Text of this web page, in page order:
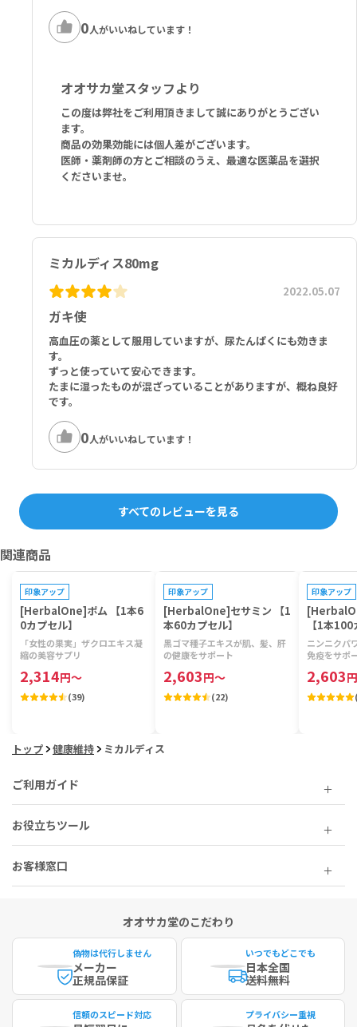
0人がいいねしています！
オオサカ堂スタッフより
この度は弊社をご利用頂きまして誠にありがとうござい
ます。
商品の効果効能には個人差がございます。
医師・薬剤師の方とご相談のうえ、最適な医薬品を選択
くださいませ。
ミカルディス80mg
ガキ使
2022.05.07
高血圧の薬として服用していますが、尿たんぱくにも効きま
す。
ずっと使っていて安心できます。
たまに湿ったものが混ざっていることがありますが、概ね良好
です。
0人がいいねしています！
すべてのレビューを見る
関連商品
印象アップ
[HerbalOne]ポム 【1本6
0カプセル】
「女性の果実」ザクロエキス凝
縮の美容サプリ
2,314円～
(39)
印象アップ
[HerbalOne]セサミン 【1
本60カプセル】
黒ゴマ種子エキスが肌、髪、肝
の健康をサポート
2,603円～
(22)
印象アップ
【1本
ニンニクパ
免疫をサポ
2,603円
トップ 健康維持 ミカルディス
ご利用ガイド
お役立ちツール
お客様窓口
オオサカ堂のこだわり
偽物は代行しません
メーカー
正規品保証
いつでもどこでも
日本全国
送料無料
信頼のスピード対応 プライバシー重視